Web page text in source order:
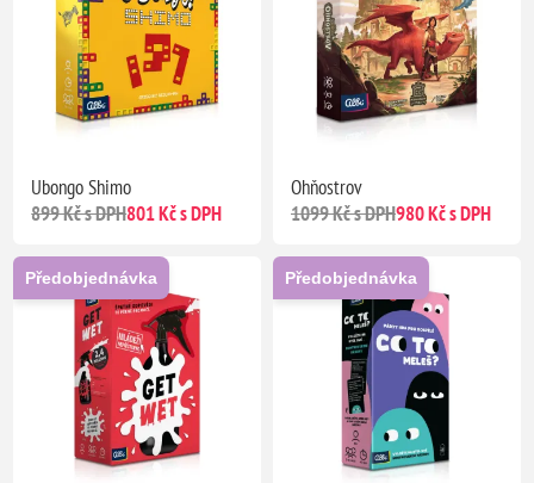
Ubongo Shimo
899 Kč s DPH801 Kč s DPH
Ohňostrov
1099 Kč s DPH980 Kč s DPH
Předobjednávka Předobjednávka